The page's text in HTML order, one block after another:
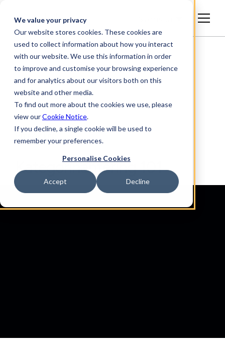
We value your privacy
Our website stores cookies. These cookies are
used to collect information about how you interact
with our website. We use this information in order
to improve and customise your browsing experience
and for analytics about our visitors both on this
website and other media.
To find out more about the cookies we use, please
view ourCookie Notice.
If you decline, a single cookie will be used to
remember your preferences.
Personalise Cookies
Accept Decline
VITBÖCKER
Kategorihantering 101